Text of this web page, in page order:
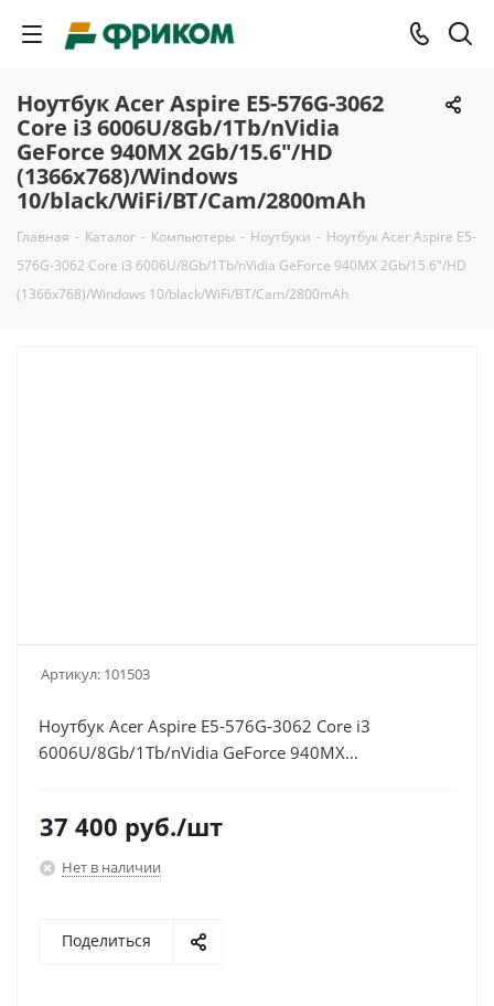
Ноутбук Acer Aspire E5-576G-3062
Core i3 6006U/8Gb/1Tb/nVidia
GeForce 940MX 2Gb/15.6"/HD
(1366x768)/Windows
10/black/WiFi/BT/Cam/2800mAh
Главная - Каталог - Компьютеры - Ноутбуки - Ноутбук Acer Aspire E5-
576G-3062 Core i3 6006U/8Gb/1Tb/nVidia GeForce 940MX 2Gb/15.6"/HD
(1366x768)/Windows 10/black/WiFi/BT/Cam/2800mAh
Артикул: 101503
Ноутбук Acer Aspire E5-576G-3062 Core i3
6006U/8Gb/1Tb/nVidia GeForce 940MX
37 400 руб./шт
Нет в наличии
Поделиться